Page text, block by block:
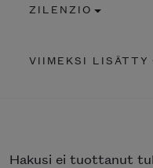
ZILENZIO
VIIMEKSI LISÄTTY
Hakusi ei tuottanut